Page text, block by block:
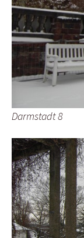
Darmstadt 8